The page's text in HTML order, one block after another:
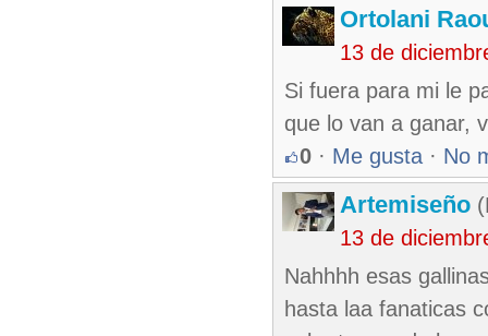
Ortolani
13 de
Si fuera para mi le
que lo van a ganar,
0 · Me gusta · No
Artemiseño
13 de
Nahhhh esas
hasta laa fanaticas